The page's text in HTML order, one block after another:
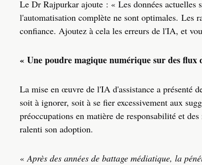
Le Dr Rajpurkar ajoute : « Les données actuelles
l'automatisation complète ne sont optimales. Les
confiance. Ajoutez à cela les erreurs de l'IA, et
« Une poudre magique numérique sur des
La mise en œuvre de l'IA d'assistance a présenté
soit à ignorer, soit à se fier excessivement aux
préoccupations en matière de responsabilité et
ralenti son adoption.
«Après des années de battage médiatique, la